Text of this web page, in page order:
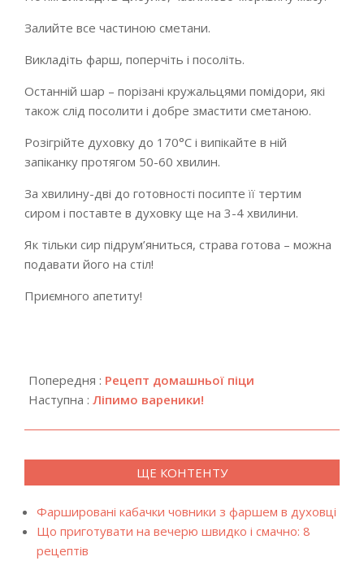
Залийте все частиною сметани.
Викладіть фарш, поперчіть і посоліть.
Останній шар – порізані кружальцями помідори, які
також слід посолити і добре змастити сметаною.
Розігрійте духовку до 170°С і випікайте в ній
запіканку протягом 50-60 хвилин.
За хвилину-дві до готовності посипте її тертим
сиром і поставте в духовку ще на 3-4 хвилини.
Як тільки сир підрум’яниться, страва готова – можна
подавати його на стіл!
Приємного апетиту!
03-
14
Попередня : Рецепт домашньої піци
Наступна : Ліпимо вареники!
ЩЕ КОНТЕНТУ
Фаршировані кабачки човники з фаршем в духовці
Що приготувати на вечерю швидко і смачно: 8
рецептів